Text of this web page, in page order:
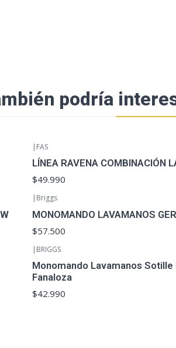
podría
| FAS
LÍNEA RAVENA COMBINACIÓN
$49.990
| Briggs
MONOMANDO LAVAMANOS
$57.500
| BRIGGS
Monomando Lavamanos
Fanaloza
$42.990